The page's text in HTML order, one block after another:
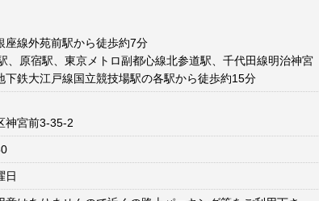
座線外苑前駅から徒歩約7分
、原宿駅、東京メトロ副都心線北参道駅、千代田線明治神宮
下鉄大江戸線国立競技場駅の各駅から徒歩約15分
神宮前3-35-2
日